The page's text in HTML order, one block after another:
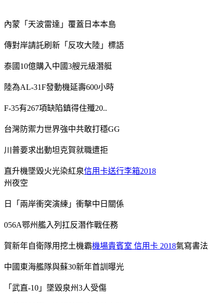
內蒙「天波雷達」覆蓋日本本島
傳對岸請託刷新「反攻大陸」標語
泰國10億購入中國3艘元級潛艇
陸為AL-31F發動機延壽600小時
F-35有267項缺陷鎮得住殲20..
台灣防禦力世界強中共敢打穩GG
川普要求出動坦克賀就職遭拒
直升機墜毀火光染紅泉信用卡送行李箱2018
州夜空
日「兩岸衝突演練」衝擊中日關係
056A鄂州艦入列扛反潛作戰任務
賀新年自衛隊用挖土機霸機場貴賓室 信用卡 2018氣寫書法
中國東海艦隊與蘇30新年首訓曝光
「武直-10」墜毀泉州3人受傷